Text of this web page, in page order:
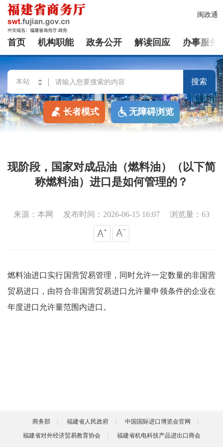
闽政通
首页 机构职能 政务公开 解读回应 办事服务
搜索
长者模式 无障碍浏览
现阶段，国家对成品油（燃料油）（以下简
称燃料油）进口是如何管理的？
来源：本网 发布时间：2026-06-15 16:07 浏览量：63
燃料油进口实行国营贸易管理，同时允许一定数量的非国营
贸易进口，由符合非国营贸易进口允许量申领条件的企业在
年度进口允许量范围内进口。
商务部 福建省人民政府
中国国际进口博览会官网
福建省对外经济贸易教育协会
福建省机电科技产品进出口商会